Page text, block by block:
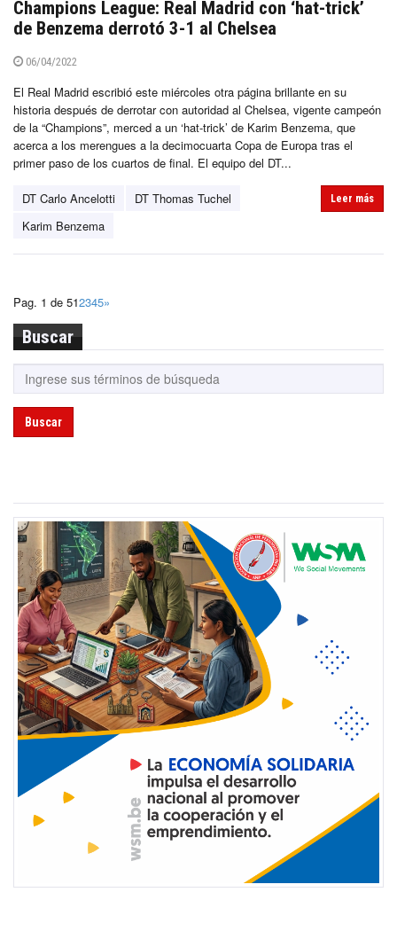
Champions League: Real Madrid con ‘hat-trick’
de Benzema derrotó 3-1 al Chelsea
06/04/2022
El Real Madrid escribió este miércoles otra página brillante en su
historia después de derrotar con autoridad al Chelsea, vigente campeón
de la “Champions”, merced a un ‘hat-trick’ de Karim Benzema, que
acerca a los merengues a la decimocuarta Copa de Europa tras el
primer paso de los cuartos de final. El equipo del DT...
DT Carlo Ancelotti
DT Thomas Tuchel
Karim Benzema
Leer más
Pag. 1 de 512345»
Buscar
Buscar